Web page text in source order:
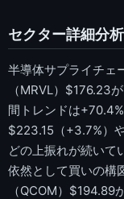
セクター詳細分析
半導体サプライチェ
（MRVL）$176.23
間トレンドは
$223.15（+3.7%）
どの上振れが続いて
依然として買いの構
（QCOM）$194.89